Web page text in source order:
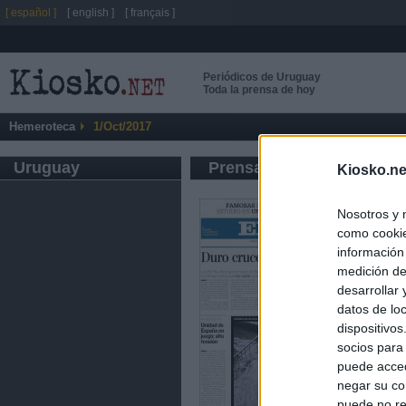
Nosotros y
como
medición
desarrollar
datos de
socios
puede
negar su
Periódicos de Uruguay
Toda la prensa de hoy
Hemeroteca 1/Oct/2017
Uruguay Prensa de Información
[ español ] [ english ] [ français ]